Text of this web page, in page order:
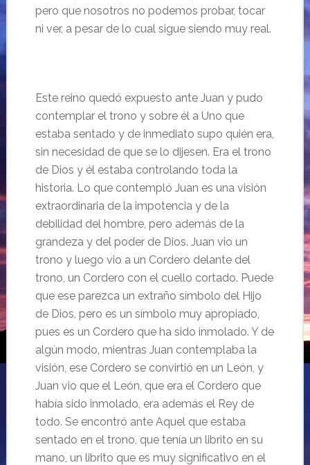
pero que nosotros no podemos probar, tocar
ni ver, a pesar de lo cual sigue siendo muy real.
Este reino quedó expuesto ante Juan y pudo
contemplar el trono y sobre él a Uno que
estaba sentado y de inmediato supo quién era,
sin necesidad de que se lo dijesen. Era el trono
de Dios y él estaba controlando toda la
historia. Lo que contempló Juan es una visión
extraordinaria de la impotencia y de la
debilidad del hombre, pero además de la
grandeza y del poder de Dios. Juan vio un
trono y luego vio a un Cordero delante del
trono, un Cordero con el cuello cortado. Puede
que ese parezca un extraño símbolo del Hijo
de Dios, pero es un símbolo muy apropiado,
pues es un Cordero que ha sido inmolado. Y de
algún modo, mientras Juan contemplaba la
visión, ese Cordero se convirtió en un León, y
Juan vio que el León, que era el Cordero que
había sido inmolado, era además el Rey de
todo. Se encontró ante Aquel que estaba
sentado en el trono, que tenía un librito en su
mano, un librito que es muy significativo en el